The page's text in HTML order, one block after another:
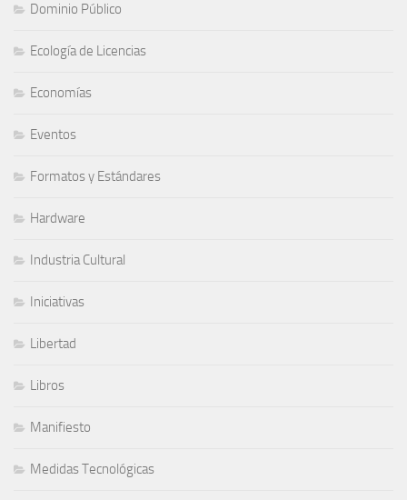
Dominio Público
Ecología de Licencias
Economías
Eventos
Formatos y Estándares
Hardware
Industria Cultural
Iniciativas
Libertad
Libros
Manifiesto
Medidas Tecnológicas